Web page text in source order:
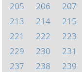
205
206 207
213
214 215
221
222 223
229
230 231
237
238 239